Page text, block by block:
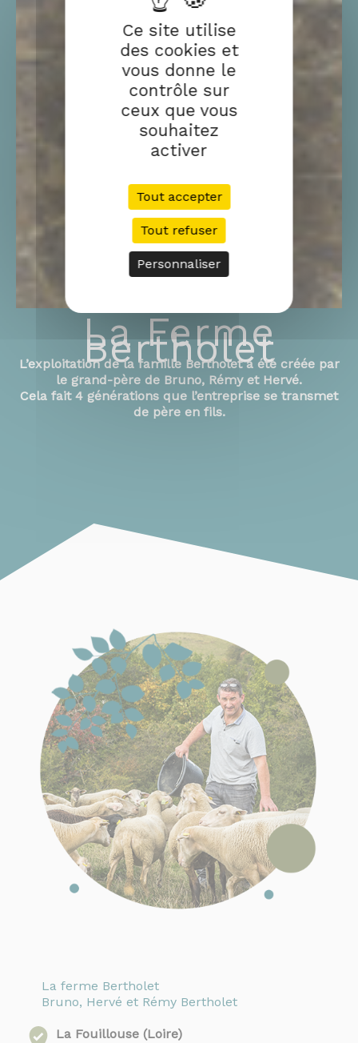
La Ferme
Bertholet
L’exploitation de la famille Bertholet a été créée par
le grand-père de Bruno, Rémy et Hervé.
Cela fait 4 générations que l’entreprise se transmet
de père en fils.
La ferme Bertholet
Bruno, Hervé et Rémy Bertholet
La Fouillouse (Loire)
Ce site utilise
des cookies et
vous donne le
contrôle sur
ceux que vous
souhaitez
activer
Tout accepter
Tout refuser
Personnaliser